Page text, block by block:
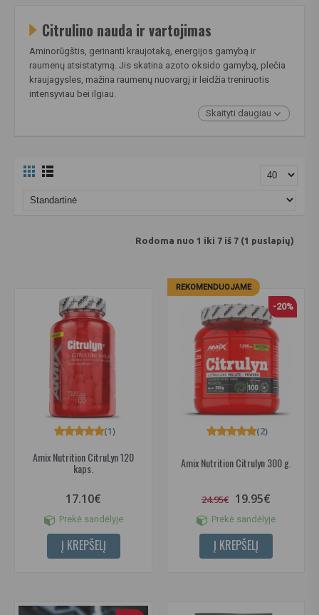
Citrulino nauda ir vartojimas
Aminorūgštis, gerinanti kraujotaką, energijos gamybą ir
raumenų atsistatymą. Jis skatina azoto oksido gamybą, plečia
kraujagysles, mažina raumenų nuovargį ir leidžia treniruotis
intensyviau bei ilgiau.
Skaityti daugiau
Rodoma nuo 1 iki 7 iš 7 (1 puslapių)
Amix Nutrition CitruLyn 120
kaps.
(1)
17.10€
Prekė sandėlyje
Į KREPŠELĮ
REKOMENDUOJAME
-20%
Amix Nutrition Citrulyn 300 g.
(2)
24.95€ 19.95€
Prekė sandėlyje
Į KREPŠELĮ